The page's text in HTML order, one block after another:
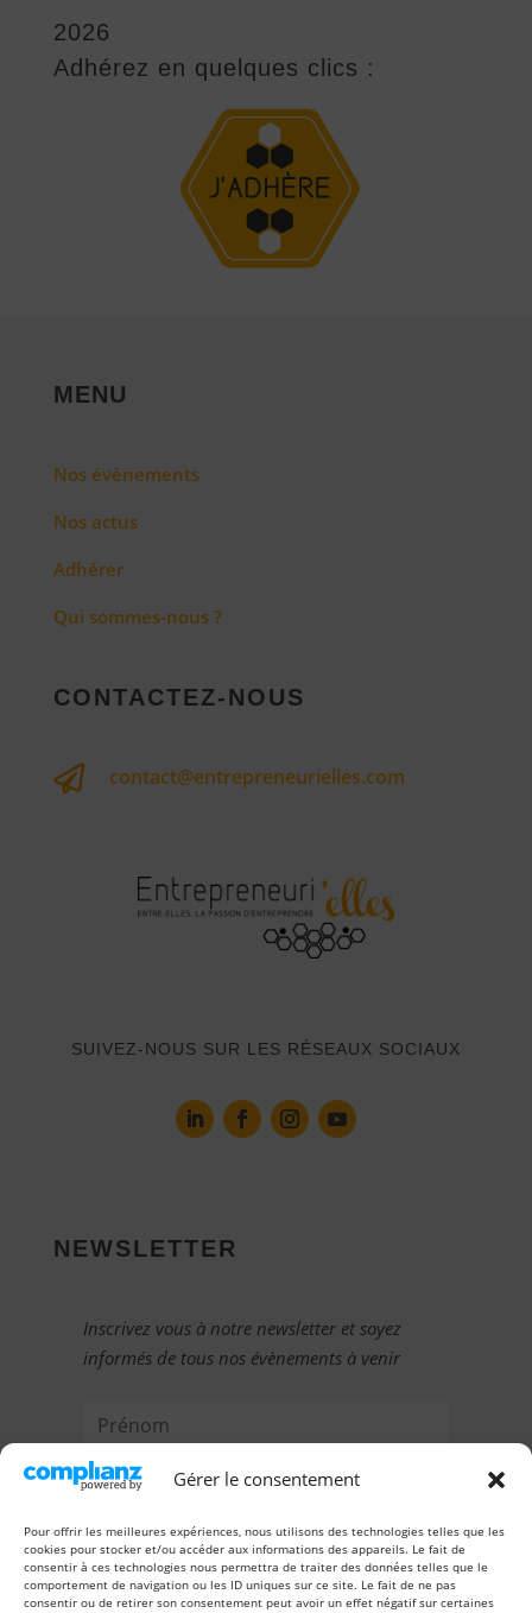
Gérer le consentement
Pour offrir les meilleures expériences, nous utilisons des technologies telles que les
cookies pour stocker et/ou accéder aux informations des appareils. Le fait de
consentir à ces technologies nous permettra de traiter des données telles que le
comportement de navigation ou les ID uniques sur ce site. Le fait de ne pas
consentir ou de retirer son consentement peut avoir un effet négatif sur certaines
2026
Adhérez en quelques clics :
MENU
Nos évènements
Nos actus
Adhérer
Qui sommes-nous ?
CONTACTEZ-NOUS
 contact@entrepreneurielles.com
SUIVEZ-NOUS SUR LES RÉSEAUX SOCIAUX
NEWSLETTER
Inscrivez vous à notre newsletter et soyez
informés de tous nos évènements à venir